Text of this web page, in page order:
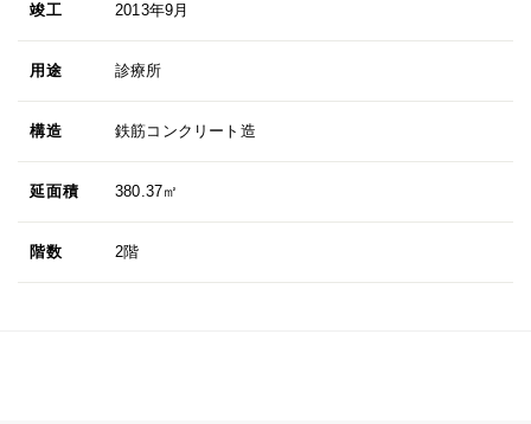
竣工 2013年9月
用途 診療所
構造 鉄筋コンクリート造
延面積 380.37㎡
階数 2階